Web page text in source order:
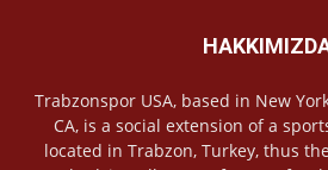
Trabzonspor USA, based in New
CA, is a social extension of a
located in Trabzon, Turkey, thus